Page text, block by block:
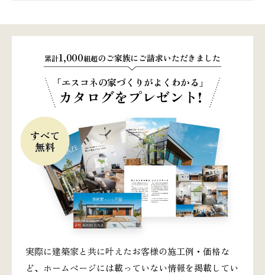
累計1,000組超のご家族にご請求いただきました
「エスコネの家づくりがよくわかる」
カタログをプレゼント!
実際に建築家と共に叶えたお客様の施工例・価格な
ど、ホームページには載っていない情報を掲載してい